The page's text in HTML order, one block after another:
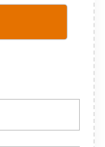
en plus ils
sympathique.